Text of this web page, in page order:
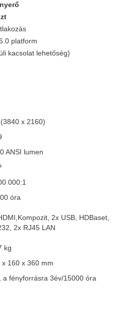
platform
kacsolat lehetőség)
x 2160)
ANSI lumen
000:1
óra
2x USB, HDBaset,
2x RJ45 LAN
kg
x 160 x 360 mm
a fényforrásra 3év/15000 óra